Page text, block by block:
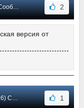
#531 2
версия от
#530 1